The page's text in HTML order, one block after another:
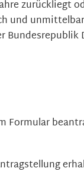
zurückliegt
und
Bundesrepublik
Formular